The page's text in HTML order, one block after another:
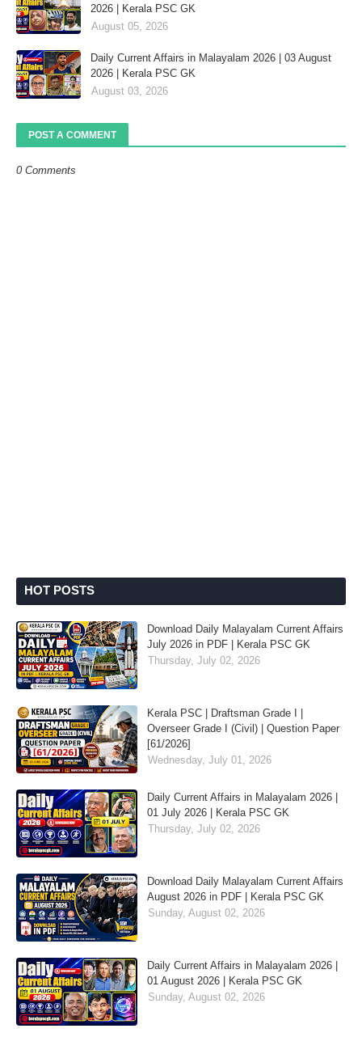
2026 | Kerala PSC GK
August 05, 2026
Daily Current Affairs in Malayalam 2026 | 03 August
2026 | Kerala PSC GK
August 03, 2026
POST A COMMENT
0 Comments
HOT POSTS
Download Daily Malayalam Current Affairs
July 2026 in PDF | Kerala PSC GK
Thursday, July 02, 2026
Kerala PSC | Draftsman Grade I |
Overseer Grade I (Civil) | Question Paper
[61/2026]
Wednesday, July 01, 2026
Daily Current Affairs in Malayalam 2026 |
01 July 2026 | Kerala PSC GK
Thursday, July 02, 2026
Download Daily Malayalam Current Affairs
August 2026 in PDF | Kerala PSC GK
Sunday, August 02, 2026
Daily Current Affairs in Malayalam 2026 |
01 August 2026 | Kerala PSC GK
Sunday, August 02, 2026